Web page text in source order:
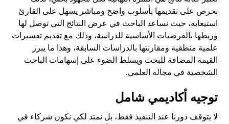
نحرص على تقديمها بأسلوب واضح ومباشر يسهل على القارئ
استيعابه، حيث نساعد الباحث في عرض النتائج التي توصل لها
وربطها بالفرضيات الأساسية للدراسة، وذلك مع تقديم تفسيرات
علمية منطقية ومقارنتها بالدراسات السابقة، وهذا ما يبرز
القيمة المضافة للبحث ويسلط الضوء على إسهامات الباحث
الشخصية في مجاله العلمي.
توجيه أكاديمي شامل
لا يتوقف دورنا عند التنفيذ فقط، بل نمتد لكي نكون شركاء في